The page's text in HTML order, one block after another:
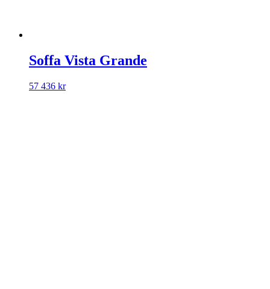
Soffa Vista Grande
57 436 kr